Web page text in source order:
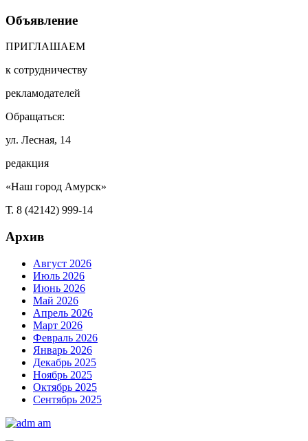
Объявление
ПРИГЛАШАЕМ
к сотрудничеству
рекламодателей
Обращаться:
ул. Лесная, 14
редакция
«Наш город Амурск»
Т. 8 (42142) 999-14
Архив
Август 2026
Июль 2026
Июнь 2026
Май 2026
Апрель 2026
Март 2026
Февраль 2026
Январь 2026
Декабрь 2025
Ноябрь 2025
Октябрь 2025
Сентябрь 2025